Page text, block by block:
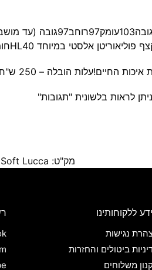
– 250 ש"ח.עלות הובלה והרכבה – 300 ש"ח.
לראות בלשונית "תגובות"
מק"ט: Lucca
ללקוחותינו
נגישות
ביטולים והחזרות
משלוחים